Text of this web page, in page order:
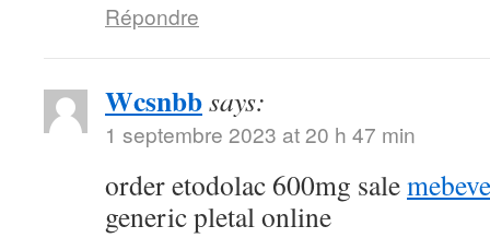
Répondre
Wcsnbbsays:
1 septembre 2023 at 20 h 47 min
order etodolac 600mg sale
generic pletal online